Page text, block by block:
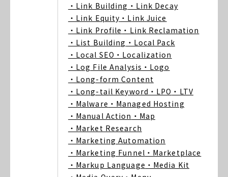
・Link Building ・Link Decay
・Link Equity ・Link Juice
・Link Profile ・Link Reclamation
・List Building ・Local Pack
・Local SEO ・Localization
・Log File Analysis ・Logo
・Long-form Content
・Long-tail Keyword ・LPO ・LTV
・Malware ・Managed Hosting
・Manual Action ・Map
・Market Research
・Marketing Automation
・Marketing Funnel ・Marketplace
・Markup Language ・Media Kit